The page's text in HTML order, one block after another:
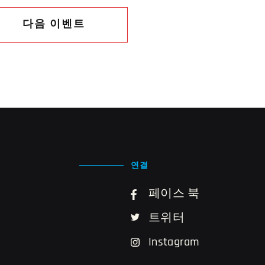
다음 이벤트
연결
페이스 북
트위터
Instagram